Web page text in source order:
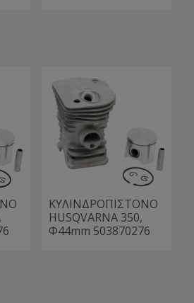
ΚΥΛΙΝΔΡΟΠΙΣΤΟΝΟ
HUSQVARNA 350,
Φ44mm 503870276